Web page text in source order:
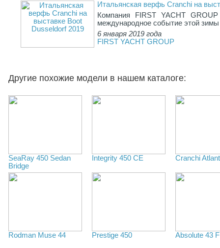
Итальянская верфь Cranchi на
Компания FIRST YACHT
международное событие этой
6 января 2019 года
FIRST YACHT GROUP
Другие похожие модели в нашем каталоге:
SeaRay 450 Sedan
Bridge
Integrity 450 CE Cranchi
Rodman Muse 44 Prestige 450 Absolute 43